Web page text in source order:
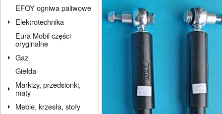
EFOY ogniwa paliwowe
Elektrotechnika
Eura Mobil części
oryginalne
Gaz
Giełda
Markizy, przedsionki,
maty
Meble, krzesła, stoły